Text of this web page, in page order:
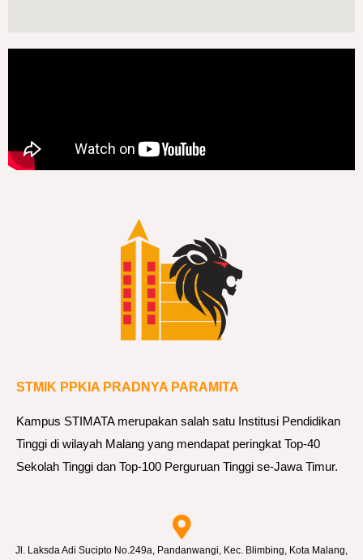
STMIK PPKIA PRADNYA PARAMITA
Kampus STIMATA merupakan salah satu Institusi Pendidikan
Tinggi di wilayah Malang yang mendapat peringkat Top-40
Sekolah Tinggi dan Top-100 Perguruan Tinggi se-Jawa Timur.
Jl. Laksda Adi Sucipto No.249a, Pandanwangi, Kec. Blimbing, Kota Malang,